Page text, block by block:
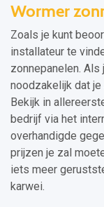
Wormer
Zoals je kunt
installateur te
zonnepanelen.
noodzakelijk dat
Bekijk in
bedrijf via het
overhandigde
prijzen je zal
iets meer
karwei.